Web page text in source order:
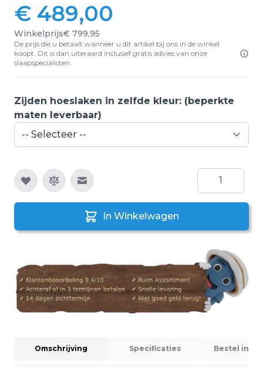
€ 489,00
Winkelprijs€ 799,95
De prijs die u betaalt wanneer u dit artikel bij ons in de winkel
koopt. Dit is dan uiteraard inclusief gratis advies van onze
slaapspecialisten.
Zijden hoeslaken in zelfde kleur: (beperkte
maten leverbaar)
E-mail naar een vriend
Aantal
In Winkelwagen
Omschrijving Specificaties Bestel